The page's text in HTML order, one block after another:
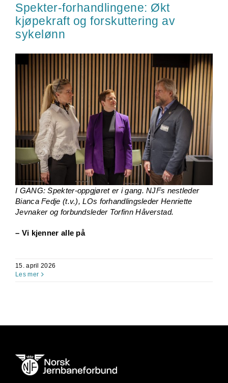
Spekter-forhandlingene: Økt
kjøpekraft og forskuttering av
sykelønn
I GANG: Spekter-oppgjøret er i gang. NJFs nestleder
Bianca Fedje (t.v.), LOs forhandlingsleder Henriette
Jevnaker og forbundsleder Torfinn Håverstad.
– Vi kjenner alle på
15. april 2026
Les mer